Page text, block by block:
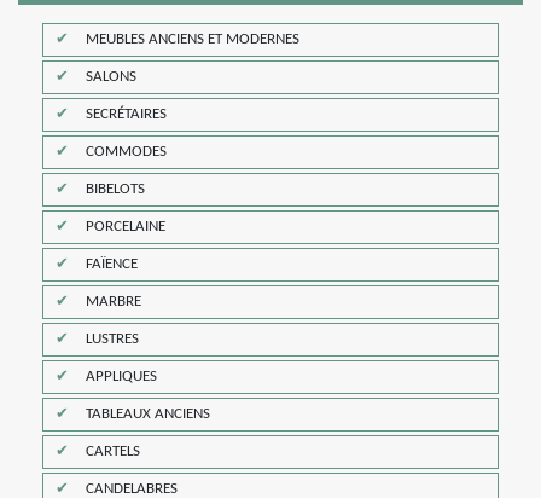
MEUBLES ANCIENS ET MODERNES
SALONS
SECRÉTAIRES
COMMODES
BIBELOTS
PORCELAINE
FAÏENCE
MARBRE
LUSTRES
APPLIQUES
TABLEAUX ANCIENS
CARTELS
CANDELABRES